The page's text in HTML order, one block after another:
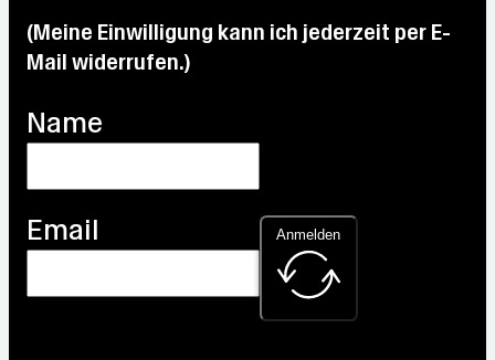
(Meine Einwilligung kann ich jederzeit per E-
Mail widerrufen.)
Name
Email Anmelden